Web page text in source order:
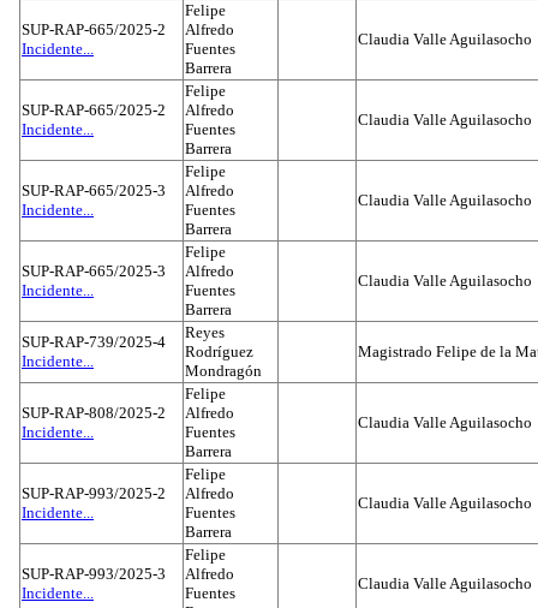
SUP-RAP-665/2025-2
Incidente...
Felipe
Alfredo
Fuentes
Barrera
Claudia Valle Aguilasocho
SUP-RAP-665/2025-2
Incidente...
Felipe
Alfredo
Fuentes
Barrera
Claudia Valle Aguilasocho
SUP-RAP-665/2025-3
Incidente...
Felipe
Alfredo
Fuentes
Barrera
Claudia Valle Aguilasocho
SUP-RAP-665/2025-3
Incidente...
Felipe
Alfredo
Fuentes
Barrera
Claudia Valle Aguilasocho
SUP-RAP-739/2025-4
Incidente...
Reyes
Rodríguez
Mondragón
Magistrado Felipe de la
SUP-RAP-808/2025-2
Incidente...
Felipe
Alfredo
Fuentes
Barrera
Claudia Valle Aguilasocho
SUP-RAP-993/2025-2
Incidente...
Felipe
Alfredo
Fuentes
Barrera
Claudia Valle Aguilasocho
SUP-RAP-993/2025-3
Incidente...
Felipe
Alfredo
Fuentes
Claudia Valle Aguilasocho